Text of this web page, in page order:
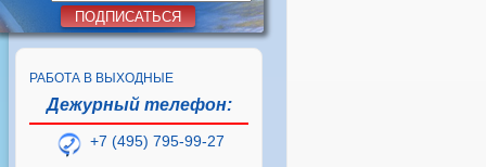
ПОДПИСАТЬСЯ
РАБОТА В ВЫХОДНЫЕ
Дежурный телефон:
+7 (495) 795-99-27